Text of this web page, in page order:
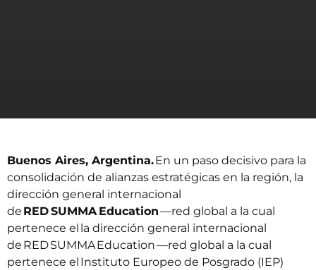
Buenos Aires, Argentina.En un paso decisivo para la
consolidación de alianzas estratégicas en la región, la
dirección general internacional
de RED SUMMA Education—red global a la cual
pertenece el
la dirección general internacional
de RED SUMMAEducation—red global a la cual
pertenece el Instituto Europeo de Posgrado (IEP)